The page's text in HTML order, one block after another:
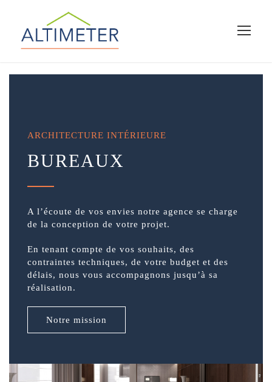
ARCHITECTURE INTÉRIEURE
BUREAUX
A l’écoute de vos envies notre agence se charge
de la conception de votre projet.
En tenant compte de vos souhaits, des
contraintes techniques, de votre budget et des
délais, nous vous accompagnons jusqu’à sa
réalisation.
Notre mission